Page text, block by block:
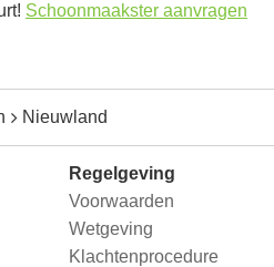
Schoonmaakster aanvragen
Nieuwland
Regelgeving
Voorwaarden
Wetgeving
Klachtenprocedure